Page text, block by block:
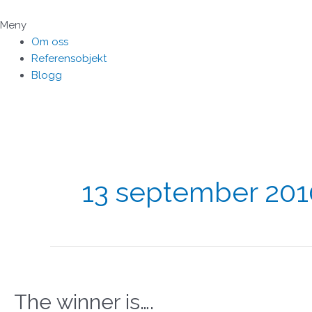
till
innehåll
Meny
Om oss
Referensobjekt
Blogg
13 september
The winner is….